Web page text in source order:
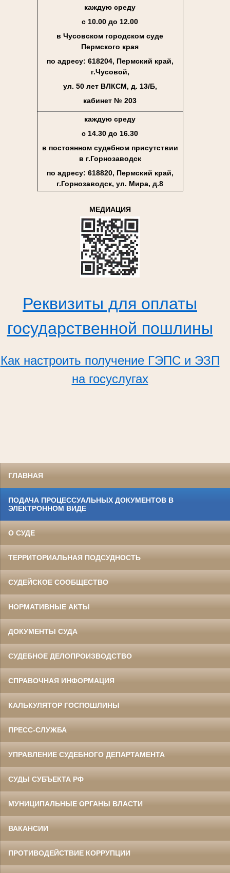
каждую среду
с 10.00 до 12.00
в Чусовском городском суде
Пермского края
по адресу: 618204, Пермский край,
г.Чусовой,
ул. 50 лет ВЛКСМ, д. 13/Б,
кабинет № 203
каждую среду
с 14.30 до 16.30
в постоянном судебном присутствии
в г.Горнозаводск
по адресу: 618820, Пермский край,
г.Горнозаводск, ул. Мира, д.8
МЕДИАЦИЯ
Реквизиты для оплаты
государственной пошлины
Как настроить получение ГЭПС и ЭЗП
на госуслугах
ГЛАВНАЯ
ПОДАЧА ПРОЦЕССУАЛЬНЫХ ДОКУМЕНТОВ В
ЭЛЕКТРОННОМ ВИДЕ
О СУДЕ
ТЕРРИТОРИАЛЬНАЯ ПОДСУДНОСТЬ
СУДЕЙСКОЕ СООБЩЕСТВО
НОРМАТИВНЫЕ АКТЫ
ДОКУМЕНТЫ СУДА
СУДЕБНОЕ ДЕЛОПРОИЗВОДСТВО
СПРАВОЧНАЯ ИНФОРМАЦИЯ
КАЛЬКУЛЯТОР ГОСПОШЛИНЫ
ПРЕСС-СЛУЖБА
УПРАВЛЕНИЕ СУДЕБНОГО ДЕПАРТАМЕНТА
СУДЫ СУБЪЕКТА РФ
МУНИЦИПАЛЬНЫЕ ОРГАНЫ ВЛАСТИ
ВАКАНСИИ
ПРОТИВОДЕЙСТВИЕ КОРРУПЦИИ